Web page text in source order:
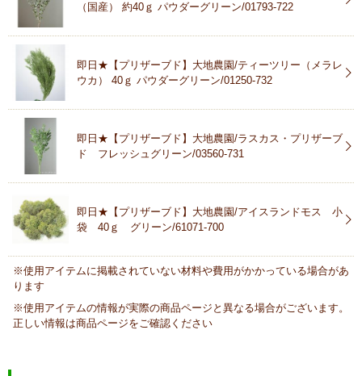
（国産） 約40ｇ パウダーグリーン/01793-722
即日★【プリザーブド】大地農園/ティーツリー（メラレ
ウカ） 40ｇ パウダーグリーン/01250-732
即日★【プリザーブド】大地農園/ラスカス・プリザーブ
ド フレッシュグリーン/03560-731
即日★【プリザーブド】大地農園/アイスランドモス 小
袋 40ｇ グリーン/61071-700
※使用アイテムに掲載されていない材料や費用がかかっている場合があ
ります
※使用アイテムの情報が実際の商品ページと異なる場合がございます。
正しい情報は商品ページをご確認ください